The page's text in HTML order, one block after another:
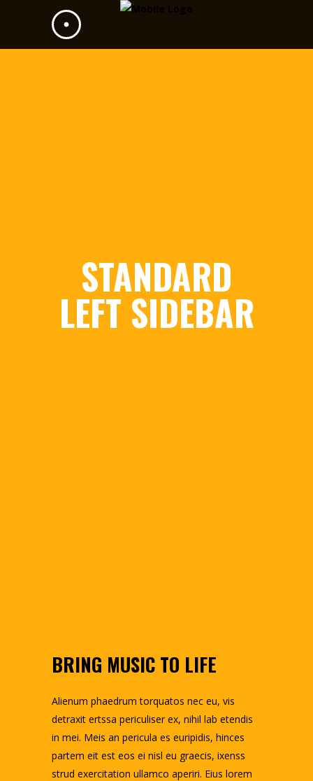
STANDARD
LEFT SIDEBAR
BRING MUSIC TO LIFE
Alienum phaedrum torquatos nec eu, vis
detraxit ertssa periculiser ex, nihil lab etendis
in mei. Meis an pericula es euripidis, hinces
partem eit est eos ei nisl eu graecis, ixenss
strud exercitation ullamco aperiri. Eius lorem